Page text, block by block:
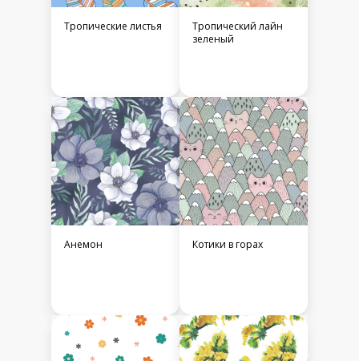
Тропические листья
Тропический лайн
зеленый
Анемон Котики в горах